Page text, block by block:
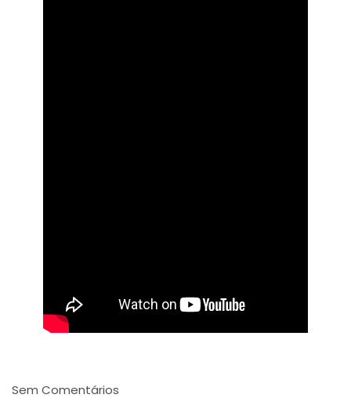
Sem Comentários